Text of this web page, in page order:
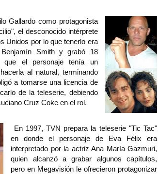
Gallardo como protagonista
el desconocido intérprete
Unidos por lo que tenerlo era
Smith y grabó 18
que el personaje tenía un
al natural, terminando
a tomarse una licencia de
de la teleserie, debiendo
Cruz Coke en el rol.
En 1997, TVN prepara la teleserie "Tic Tac"
en donde el personaje de Eva Félix era
interpretado por la actriz Ana María Gazmuri,
quien alcanzó a grabar algunos capítulos,
pero en Megavisión le ofrecieron protagonizar